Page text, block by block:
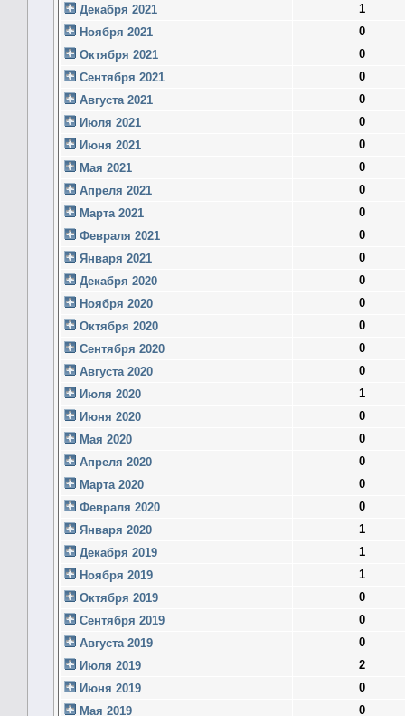
Декабря 2021
1
Ноября 2021
0
Октября 2021
0
Сентября 2021
0
Августа 2021
0
Июля 2021
0
Июня 2021
0
Мая 2021
0
Апреля 2021
0
Марта 2021
0
Февраля 2021
0
Января 2021
0
Декабря 2020
0
Ноября 2020
0
Октября 2020
0
Сентября 2020
0
Августа 2020
0
Июля 2020
1
Июня 2020
0
Мая 2020
0
Апреля 2020
0
Марта 2020
0
Февраля 2020
0
Января 2020
1
Декабря 2019
1
Ноября 2019
1
Октября 2019
0
Сентября 2019
0
Августа 2019
0
Июля 2019
2
Июня 2019
0
Мая 2019
0